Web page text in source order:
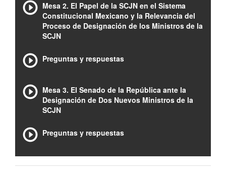
Mesa 2. El Papel de la SCJN en el Sistema
Constitucional Mexicano y la Relevancia del
Proceso de Designación de los Ministros de la
SCJN
Preguntas y respuestas
Mesa 3. El Senado de la República ante la
Designación de Dos Nuevos Ministros de la
SCJN
Preguntas y respuestas